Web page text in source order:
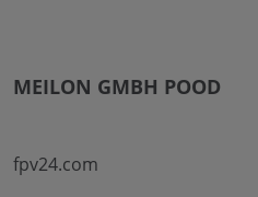
MEILON GMBH POOD
fpv24.com